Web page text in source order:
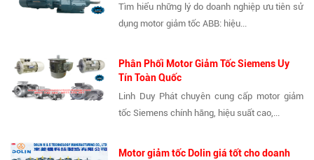
Tìm hiểu những lý do doanh nghiệp ưu tiên sử
dụng motor giảm tốc ABB: hiệu...
Phân Phối Motor Giảm Tốc Siemens Uy
Tín Toàn Quốc
Linh Duy Phát chuyên cung cấp motor giảm
tốc Siemens chính hãng, hiệu suất cao,...
Motor giảm tốc Dolin giá tốt cho doanh